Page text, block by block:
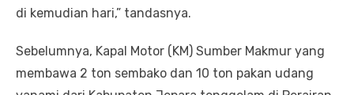
di kemudian hari,” tandasnya.
Sebelumnya, Kapal Motor (KM) Sumber Makmur yang
membawa 2 ton sembako dan 10 ton pakan udang